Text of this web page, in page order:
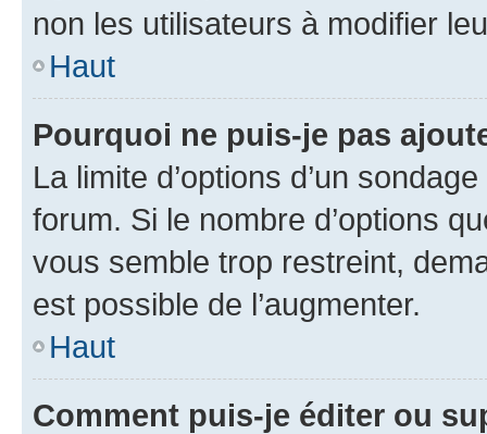
non les utilisateurs à modifier
Haut
Pourquoi ne puis-je pas
La limite d’options d’un
forum. Si le nombre d’options
vous semble trop restreint,
est possible de l’augmenter.
Haut
Comment puis-je éditer ou